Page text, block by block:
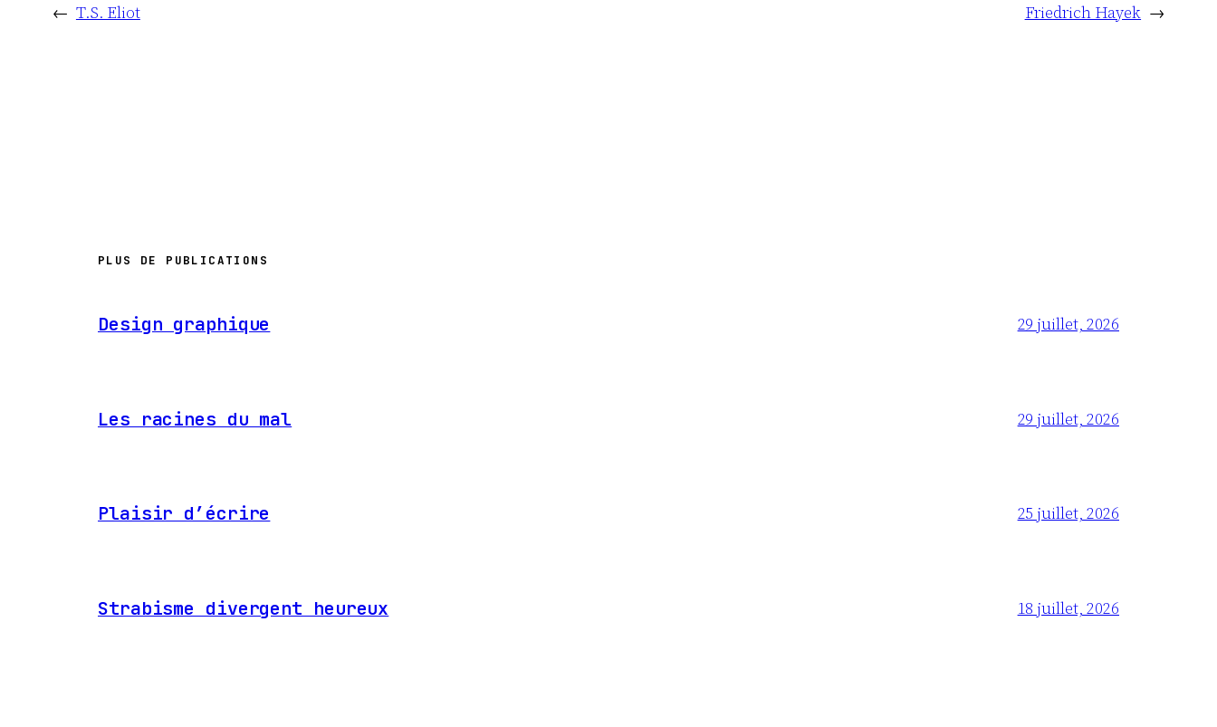
← T.S. Eliot Friedrich Hayek →
PLUS DE PUBLICATIONS
Design graphique 29 juillet, 2026
Les racines du mal 29 juillet, 2026
Plaisir d’écrire 25 juillet, 2026
Strabisme divergent heureux 18 juillet, 2026